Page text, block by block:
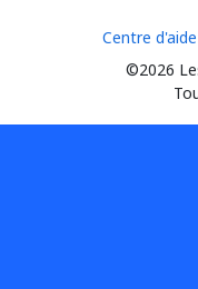
©2026
Centre d'aide